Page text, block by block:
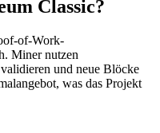
Classic?
of-Work-
Miner nutzen
und neue Blöcke
was das Projekt